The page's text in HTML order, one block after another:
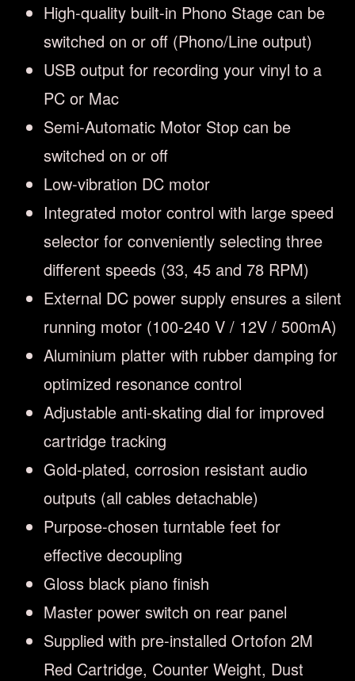
High-quality built-in Phono Stage can be
switched on or off (Phono/Line output)
USB output for recording your vinyl to a
PC or Mac
Semi-Automatic Motor Stop can be
switched on or off
Low-vibration DC motor
Integrated motor control with large speed
selector for conveniently selecting three
different speeds (33, 45 and 78 RPM)
External DC power supply ensures a silent
running motor (100-240 V / 12V / 500mA)
Aluminium platter with rubber damping for
optimized resonance control
Adjustable anti-skating dial for improved
cartridge tracking
Gold-plated, corrosion resistant audio
outputs (all cables detachable)
Purpose-chosen turntable feet for
effective decoupling
Gloss black piano finish
Master power switch on rear panel
Supplied with pre-installed Ortofon 2M
Red Cartridge, Counter Weight, Dust